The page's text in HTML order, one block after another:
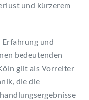
und kürzerem
und
bedeutenden
gilt als Vorreiter
die die